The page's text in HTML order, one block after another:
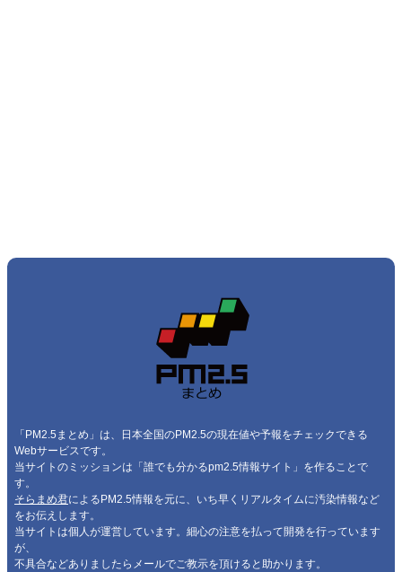
「PM2.5まとめ」は、日本全国のPM2.5の現在値や予報をチェックできる
Webサービスです。
当サイトのミッションは「誰でも分かるpm2.5情報サイト」を作ることで
す。
そらまめ君によるPM2.5情報を元に、いち早くリアルタイムに汚染情報など
をお伝えします。
当サイトは個人が運営しています。細心の注意を払って開発を行っています
が、
不具合などありましたらメールでご教示を頂けると助かります。